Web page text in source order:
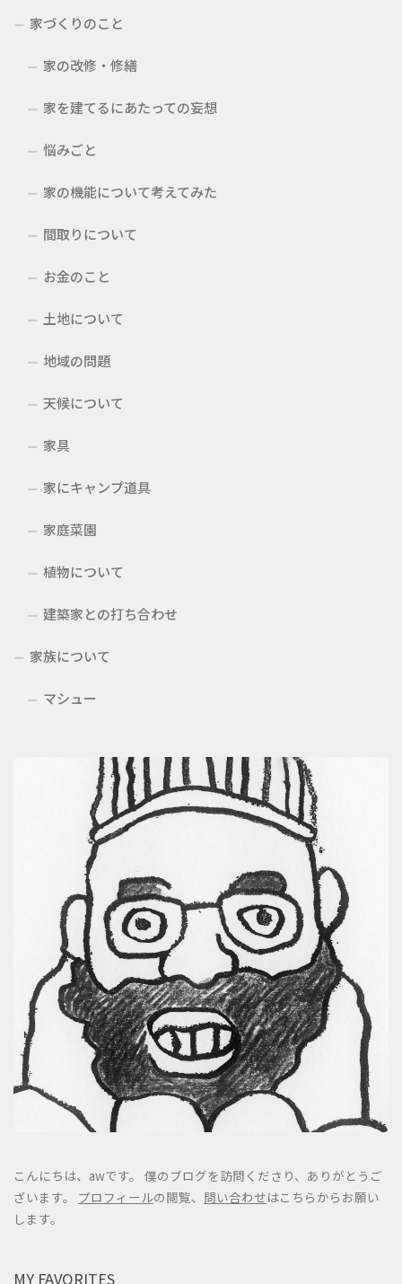
家づくりのこと
家の改修・修繕
家を建てるにあたっての妄想
悩みごと
家の機能について考えてみた
間取りについて
お金のこと
土地について
地域の問題
天候について
家具
家にキャンプ道具
家庭菜園
植物について
建築家との打ち合わせ
家族について
マシュー
こんにちは、awです。 僕のブログを訪問くださり、ありがとうご
ざいます。 プロフィールの閲覧、 問い合わせはこちらからお願い
します。
MY FAVORITES